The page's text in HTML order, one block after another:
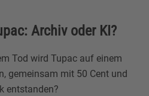
Archiv oder KI?
Tod wird Tupac auf einem
gemeinsam mit 50 Cent und
entstanden?